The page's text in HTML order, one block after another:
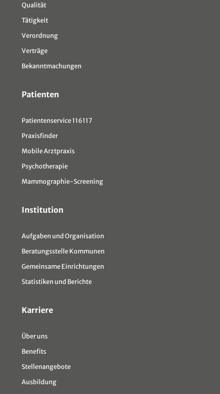
Qualität
Tätigkeit
Verordnung
Verträge
Bekanntmachungen
Patienten
Patientenservice 116117
Praxisfinder
Mobile Arztpraxis
Psychotherapie
Mammographie-Screening
Institution
Aufgaben und Organisation
Beratungsstelle Kommunen
Gemeinsame Einrichtungen
Statistiken und Berichte
Karriere
Über uns
Benefits
Stellenangebote
Ausbildung